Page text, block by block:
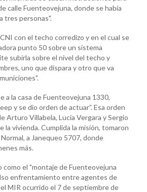
calle Fuenteovejuna, donde se había
tres personas".
con el techo corredizo y en el cual se
punto 50 sobre un sistema
subirla sobre el nivel del techo y
uno que dispara y otro que va
a la casa de Fuenteovejuna 1330,
y se dio orden de actuar”. Esa orden
Arturo Villabela, Lucía Vergara y Sergio
la vivienda. Cumplida la misión, tomaron
a Janequeo 5707, donde
más.
como el "montaje de Fuenteovejuna
enfrentamiento entre agentes de
MIR ocurrido el 7 de septiembre de